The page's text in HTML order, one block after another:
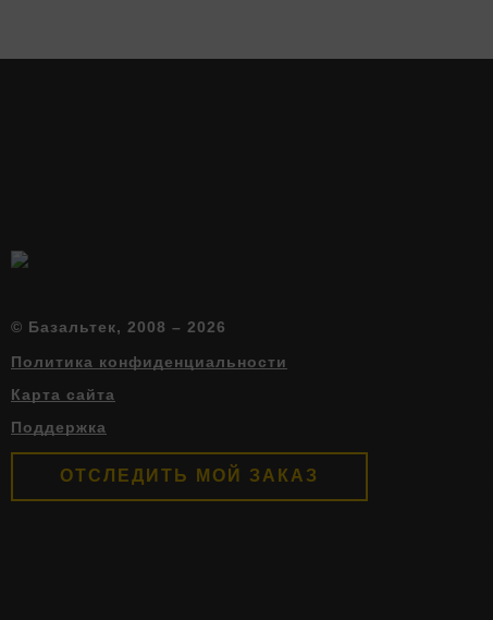
© Базальтек, 2008 – 2026
Политика конфиденциальности
Карта сайта
Поддержка
ОТСЛЕДИТЬ МОЙ ЗАКАЗ